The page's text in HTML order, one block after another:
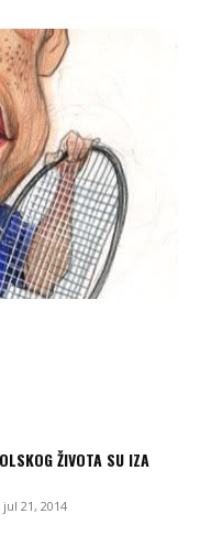
ŽIVOTA SU IZA
jul 21, 2014